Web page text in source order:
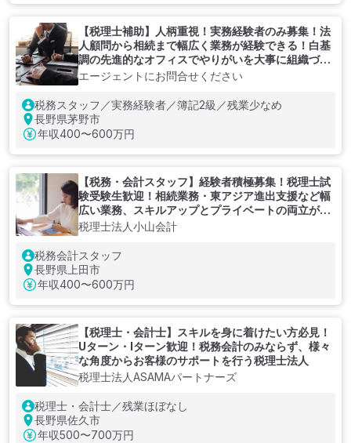
【税理士補助】人柄重視！実務経験者のみ募集！法
人顧問から相続まで幅広く業務が経験できる！白基
調の先進的なオフィスでやりがいを大事に組織づく
りをしている会計事務所
エージェントにお問合せください
税務スタッフ／実務経験者／簿記2級／残業少なめ
長野県茅野市
年収400〜600万円
【税務・会計スタッフ】経験者積極募集！税理士試
験受験生歓迎！相続業務・東アジア進出支援など幅
広い業務、スキルアップとプライベートの両立がで
きる税理士事務所
税理士法人小山会計
税務会計スタッフ
長野県上田市
年収400〜600万円
【税理士・会計士】スキルを身に着けたい方必見！
Uターン・Iターン歓迎！税務会計のみならず、様々
な角度からお客様のサポートを行う税理士法人
税理士法人ASAMAパートナーズ
税理士・会計士／残業ほぼなし
長野県佐久市
年収500〜700万円